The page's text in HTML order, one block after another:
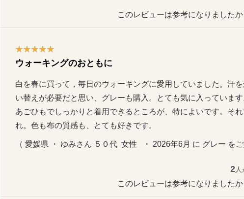
このレビューは参考になりました
ウォーキングのおともに
白を春に買って，毎日のウォーキングに愛用していました。汗
い替えが必要だと思い、グレーも購入。とても気に入っています
あごひもでしっかりと着用できるところが、特によいです。そ
れ。色も布の質感も、とても好きです。
（ 愛媛県 ・ ゆみさん ５０代  女性   ・ 2026年6月 に グレー をご
2人
このレビューは参考になりました